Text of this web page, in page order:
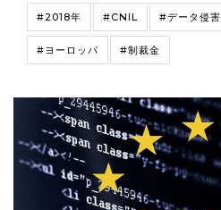
#2018年 #CNIL #データ侵害
#ヨーロッパ #制裁金